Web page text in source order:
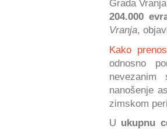
Grada
204.000
Vranja,
Kako
odnosno
nevezanim
nanošenje
zimskom
U ukupnu